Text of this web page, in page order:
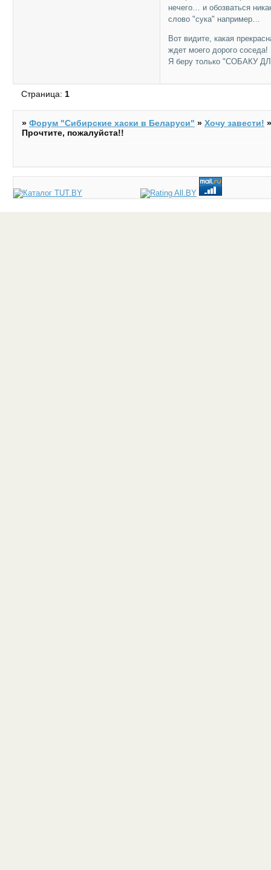
нечего… и обозваться
слово "сука" например…
Вот видите, какая
ждет моего дорого
Я беру только "СОБАКУ
Страница: 1
»Форум "Cибирские хаски в Беларуси" »Хочу завести!
Прочтите, пожалуйста!!